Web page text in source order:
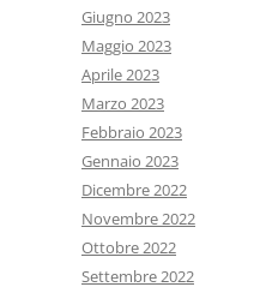
Giugno 2023
Maggio 2023
Aprile 2023
Marzo 2023
Febbraio 2023
Gennaio 2023
Dicembre 2022
Novembre 2022
Ottobre 2022
Settembre 2022